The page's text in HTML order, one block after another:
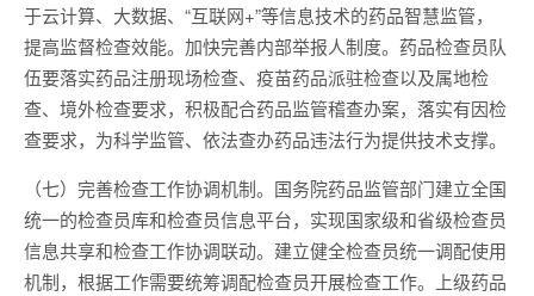
于云计算、大数据、“互联网+”等信息技术的药品智慧监管，
提高监督检查效能。加快完善内部举报人制度。药品检查员队
伍要落实药品注册现场检查、疫苗药品派驻检查以及属地检
查、境外检查要求，积极配合药品监管稽查办案，落实有因检
查要求，为科学监管、依法查办药品违法行为提供技术支撑。
（七）完善检查工作协调机制。国务院药品监管部门建立全国
统一的检查员库和检查员信息平台，实现国家级和省级检查员
信息共享和检查工作协调联动。建立健全检查员统一调配使用
机制，根据工作需要统筹调配检查员开展检查工作。上级药品